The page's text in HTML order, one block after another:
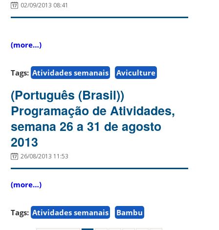
02/09/2013 08:41
(more…)
Tags: Atividades semanais Aviculture
(Português (Brasil))
Programação de Atividades,
semana 26 a 31 de agosto
2013
26/08/2013 11:53
(more…)
Tags: Atividades semanais Bambu